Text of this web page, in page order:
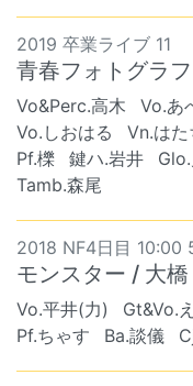
2019 卒業ライブ 11
青春フォトグラ
Vo&Perc.高木 Vo.あ
Vo.しおはる
Vn.はた
Pf.櫟
鍵ハ.岩井
Tamb.森尾
2018 NF4日目 10:00
モンスター / 大
Vo.平井(力) Gt&Vo.
Pf.ちゃす
Ba.談儀